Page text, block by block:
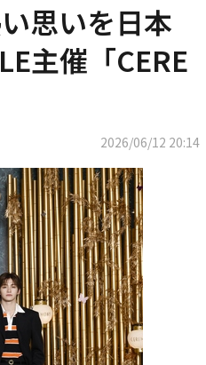
思いを日本
主催「CERE
2026/06/12 20:14